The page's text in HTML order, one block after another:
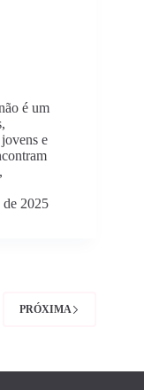
é um
e
de 2025
PRÓXIMA